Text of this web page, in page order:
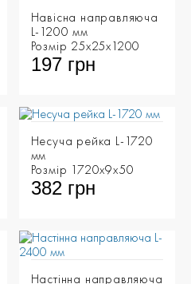
Навісна направляюча
L-1200 мм
Розмір 25х25х1200
197 грн
Несуча рейка L-1720
мм
Розмір 1720х9х50
382 грн
Настінна направляюча